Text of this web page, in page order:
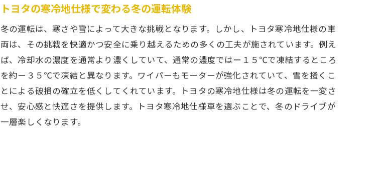
トヨタの寒冷地仕様で変わる冬の運転体験
冬の運転は、寒さや雪によって大きな挑戦となります。しかし、トヨタ寒冷地仕様の車
両は、その挑戦を快適かつ安全に乗り越えるための多くの工夫が施されています。例え
ば、冷却水の濃度を通常より濃くしていて、通常の濃度ではー１５℃で凍結するところ
を約ー３５℃で凍結と異なります。ワイパーもモーターが強化されていて、雪を掻くこ
とによる破損の確立を低くしてくれています。トヨタの寒冷地仕様は冬の運転を一変さ
せ、安心感と快適さを提供します。トヨタ寒冷地仕様車を選ぶことで、冬のドライブが
一層楽しくなります。